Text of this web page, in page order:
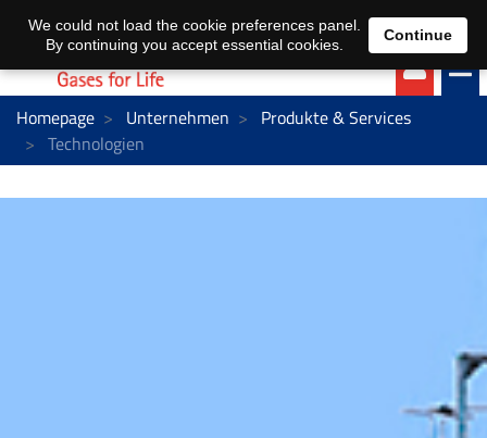
EN DE
Homepage Unternehmen
Produkte & Services
Technologien
We could not load the cookie preferences panel.
By continuing you accept essential cookies.
Continue